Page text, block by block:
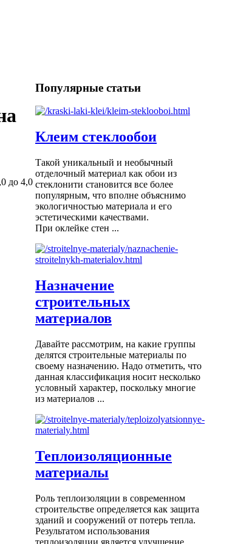
до 4,0
Популярные статьи
Клеим стеклообои
Такой уникальный и необычный
отделочный материал как обои из
стеклонити становится все более
популярным, что вполне объяснимо
экологичностью материала и его
эстетическими качествами.
При оклейке стен ...
Назначение
строительных
материалов
Давайте рассмотрим, на какие группы
делятся строительные материалы по
своему назначению. Надо отметить, что
данная классификация носит несколько
условный характер, поскольку многие
из материалов ...
Теплоизоляционные
материалы
Роль теплоизоляции в современном
строительстве определяется как защита
зданий и сооружений от потерь тепла.
Результатом использования
теплоизоляции является улучшение